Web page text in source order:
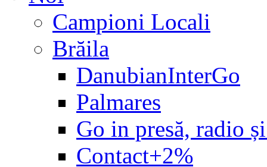
Campioni Locali
Brăila
DanubianInterGo
Palmares
Go in presă, radio
Contact+2%